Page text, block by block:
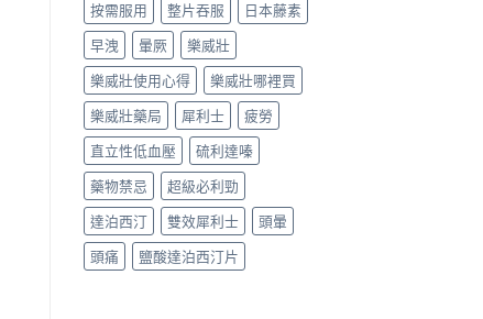
按需服用
整片吞服
日本藤素
早洩
暈厥
樂威壯
樂威壯使用心得
樂威壯哪裡買
樂威壯藥局
犀利士
疲勞
直立性低血壓
硫利達嗪
藥物禁忌
超級必利勁
達泊西汀
雙效犀利士
頭暈
頭痛
鹽酸達泊西汀片